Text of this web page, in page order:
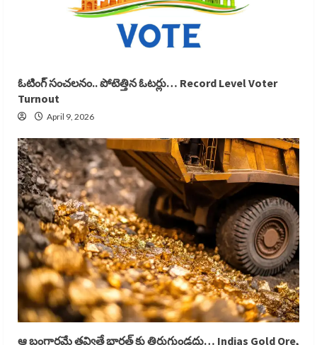
ఓటింగ్ సంచలనం.. పోటెత్తిన ఓటర్లు… Record Level Voter
Turnout
April 9, 2026
ఆ బంగారమే తవ్వితే భారత్ కు తిరుగుండదు… Indias Gold Ore,